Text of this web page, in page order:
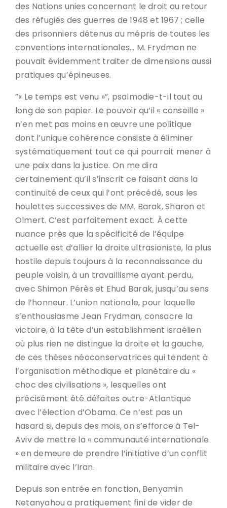
des Nations unies concernant le droit au retour
des réfugiés des guerres de 1948 et 1967 ; celle
des prisonniers détenus au mépris de toutes les
conventions internationales… M. Frydman ne
pouvait évidemment traiter de dimensions aussi
pratiques qu’épineuses.
”« Le temps est venu »”, psalmodie-t-il tout au
long de son papier. Le pouvoir qu’il « conseille »
n’en met pas moins en œuvre une politique
dont l’unique cohérence consiste à éliminer
systématiquement tout ce qui pourrait mener à
une paix dans la justice. On me dira
certainement qu’il s’inscrit ce faisant dans la
continuité de ceux qui l’ont précédé, sous les
houlettes successives de MM. Barak, Sharon et
Olmert. C’est parfaitement exact. À cette
nuance près que la spécificité de l’équipe
actuelle est d’allier la droite ultrasioniste, la plus
hostile depuis toujours à la reconnaissance du
peuple voisin, à un travaillisme ayant perdu,
avec Shimon Pérès et Ehud Barak, jusqu’au sens
de l’honneur. L’union nationale, pour laquelle
s’enthousiasme Jean Frydman, consacre la
victoire, à la tête d’un establishment israélien
où plus rien ne distingue la droite et la gauche,
de ces thèses néoconservatrices qui tendent à
l’organisation méthodique et planétaire du «
choc des civilisations », lesquelles ont
précisément été défaites outre-Atlantique
avec l’élection d’Obama. Ce n’est pas un
hasard si, depuis des mois, on s’efforce à Tel-
Aviv de mettre la « communauté internationale
» en demeure de prendre l’initiative d’un conflit
militaire avec l’Iran.
Depuis son entrée en fonction, Benyamin
Netanyahou a pratiquement fini de vider de